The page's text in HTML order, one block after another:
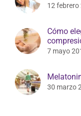
12 febrero
Cómo
7 mayo
30 marzo